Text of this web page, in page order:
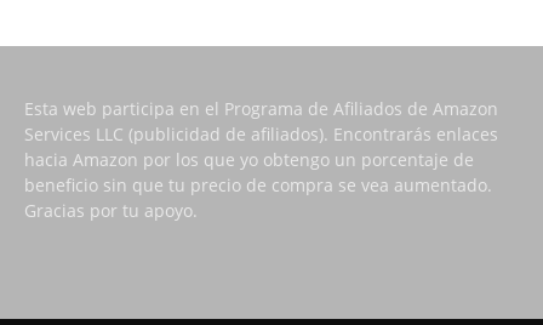
Esta web participa en el Programa de Afiliados de Amazon
Services LLC (publicidad de afiliados). Encontrarás enlaces
hacia Amazon por los que yo obtengo un porcentaje de
beneficio sin que tu precio de compra se vea aumentado.
Gracias por tu apoyo.